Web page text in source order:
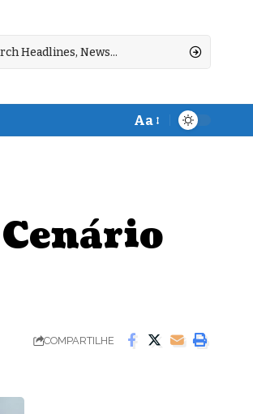
Font
Aa
COMPARTILHE